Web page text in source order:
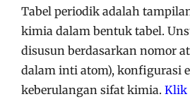
Tabel periodik adalah
kimia dalam bentuk tabel.
disusun berdasarkan nomor
dalam inti atom), konfigurasi
keberulangan sifat kimia. Klik